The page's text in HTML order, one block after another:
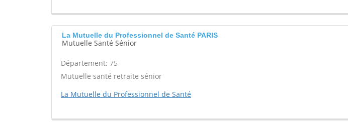
La Mutuelle du Professionnel de Santé PARIS
Mutuelle Santé Sénior
Département: 75
Mutuelle santé retraite sénior
La Mutuelle du Professionnel de Santé